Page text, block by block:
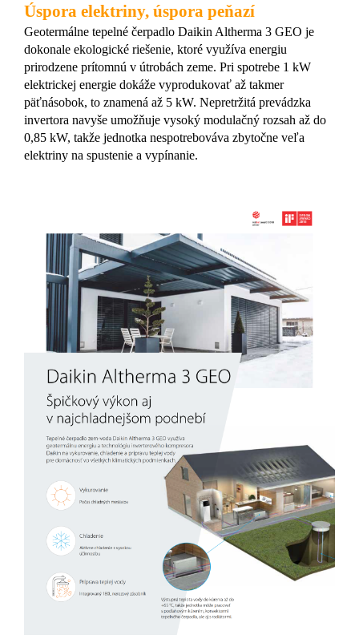
Úspora elektriny, úspora peňazí
Geotermálne tepelné čerpadlo Daikin Altherma 3 GEO je
dokonale ekologické riešenie, ktoré využíva energiu
prirodzene prítomnú v útrobách zeme. Pri spotrebe 1 kW
elektrickej energie dokáže vyprodukovať až takmer
päťnásobok, to znamená až 5 kW. Nepretržitá prevádzka
invertora navyše umožňuje vysoký modulačný rozsah až do
0,85 kW, takže jednotka nespotrebováva zbytočne veľa
elektriny na spustenie a vypínanie.